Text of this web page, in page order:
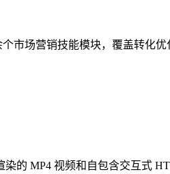
市场营销技能模块，覆盖转化
染的 MP4 视频和自包含交互式